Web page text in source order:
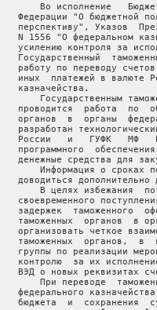
Во исполнение
Федерации "О бюджетной
перспективу", Указов
N 1556 "О федеральном
усилению контроля за
Государственный
работу по переводу
иных  платежей в валюте
   казначейства.
Государственным
проводится  работа  по
органов  в  органы
разработан
России   и   ГУФК   МФ
программного
денежные средства для
Информация о сроках
доводиться дополнительно
В целях избежания
своевременного
задержек  таможенного
таможенных  органов  в
организовать четкое
таможенных  органов,  в
группы по реализации
контролю  за их
ВЭД о новых реквизитах
При переводе
федерального
бюджета  и  сохранения